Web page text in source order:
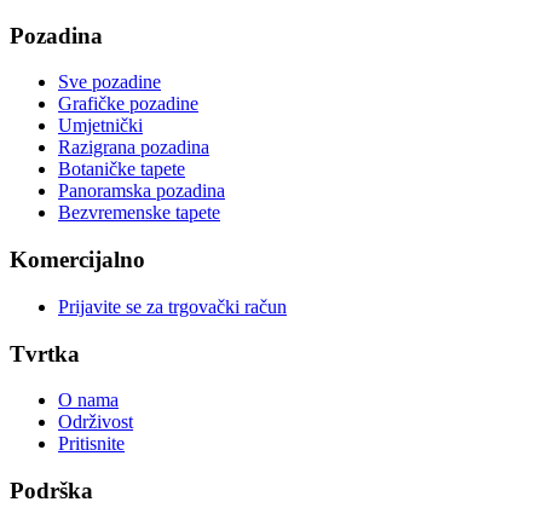
Pozadina
Sve pozadine
Grafičke pozadine
Umjetnički
Razigrana pozadina
Botaničke tapete
Panoramska pozadina
Bezvremenske tapete
Komercijalno
Prijavite se za trgovački račun
Tvrtka
O nama
Održivost
Pritisnite
Podrška